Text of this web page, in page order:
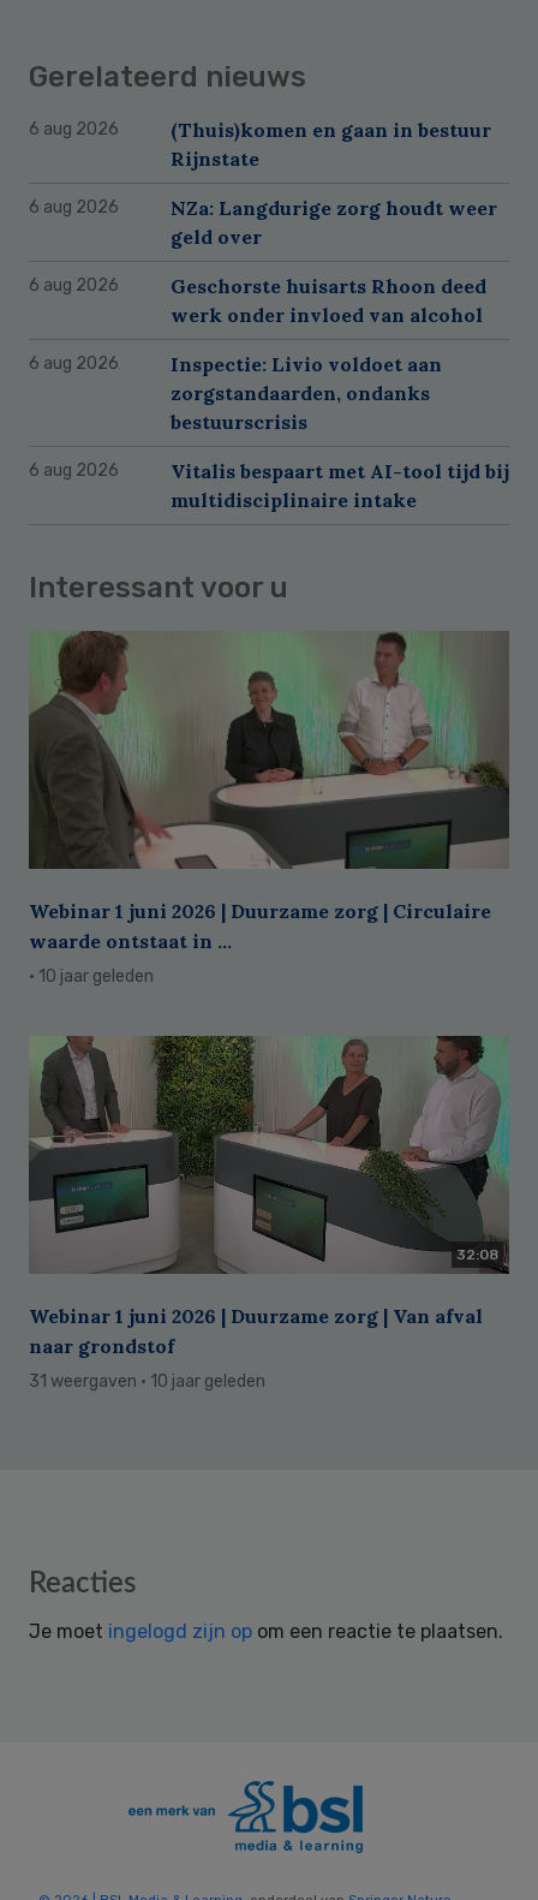
Gerelateerd nieuws
6 aug 2026
(Thuis)komen en gaan in bestuur
Rijnstate
6 aug 2026
NZa: Langdurige zorg houdt weer
geld over
6 aug 2026
Geschorste huisarts Rhoon deed
werk onder invloed van alcohol
6 aug 2026
Inspectie: Livio voldoet aan
zorgstandaarden, ondanks
bestuurscrisis
6 aug 2026
Vitalis bespaart met AI-tool tijd bij
multidisciplinaire intake
Interessant voor u
Webinar 1 juni 2026 | Duurzame zorg | Circulaire
waarde ontstaat in ...
· 10 jaar geleden
32:08
Webinar 1 juni 2026 | Duurzame zorg | Van afval
naar grondstof
31 weergaven · 10 jaar geleden
Reader
Reacties
Je moet ingelogd zijn op om een reactie te plaatsen.